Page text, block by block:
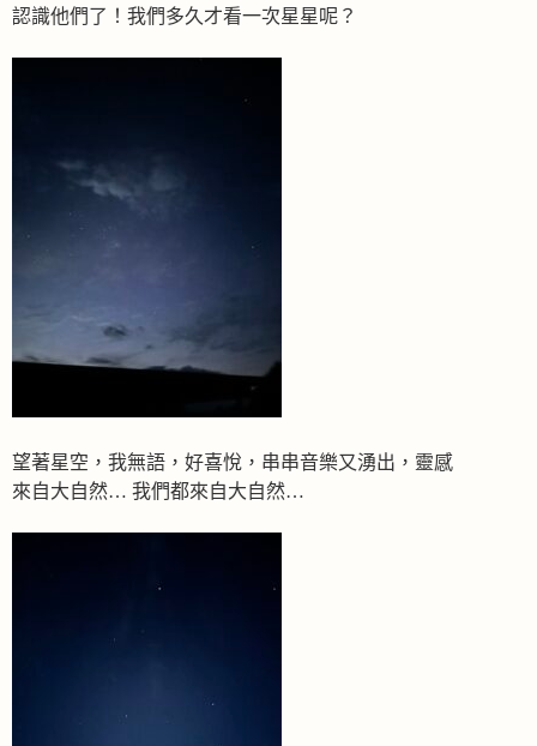
認識他們了！我們多久才看一次星星呢？
望著星空，我無語，好喜悅，串串音樂又湧出，靈感
來自大自然… 我們都來自大自然…